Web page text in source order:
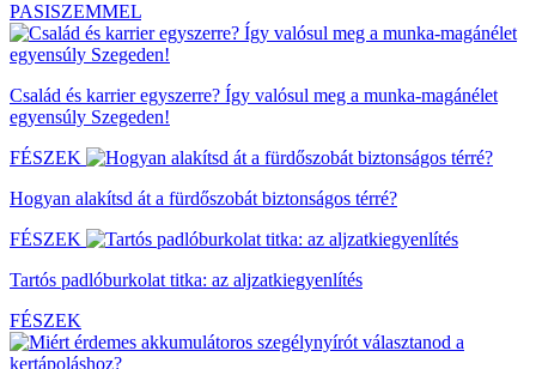
PASISZEMMEL
Család és karrier egyszerre? Így valósul meg a munka-magánélet
egyensúly Szegeden!
FÉSZEK
Hogyan alakítsd át a fürdőszobát biztonságos térré?
FÉSZEK
Tartós padlóburkolat titka: az aljzatkiegyenlítés
FÉSZEK